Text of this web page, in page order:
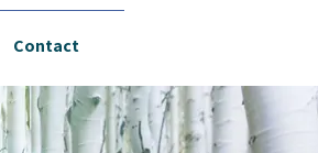
Contact